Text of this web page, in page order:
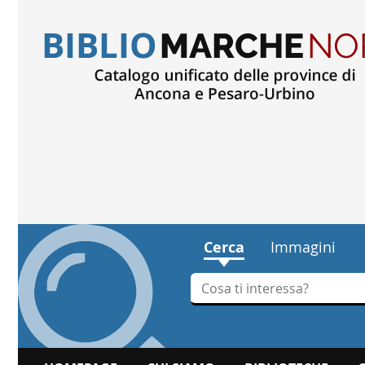
Cerca Immagini
Cerca su "Cerca"